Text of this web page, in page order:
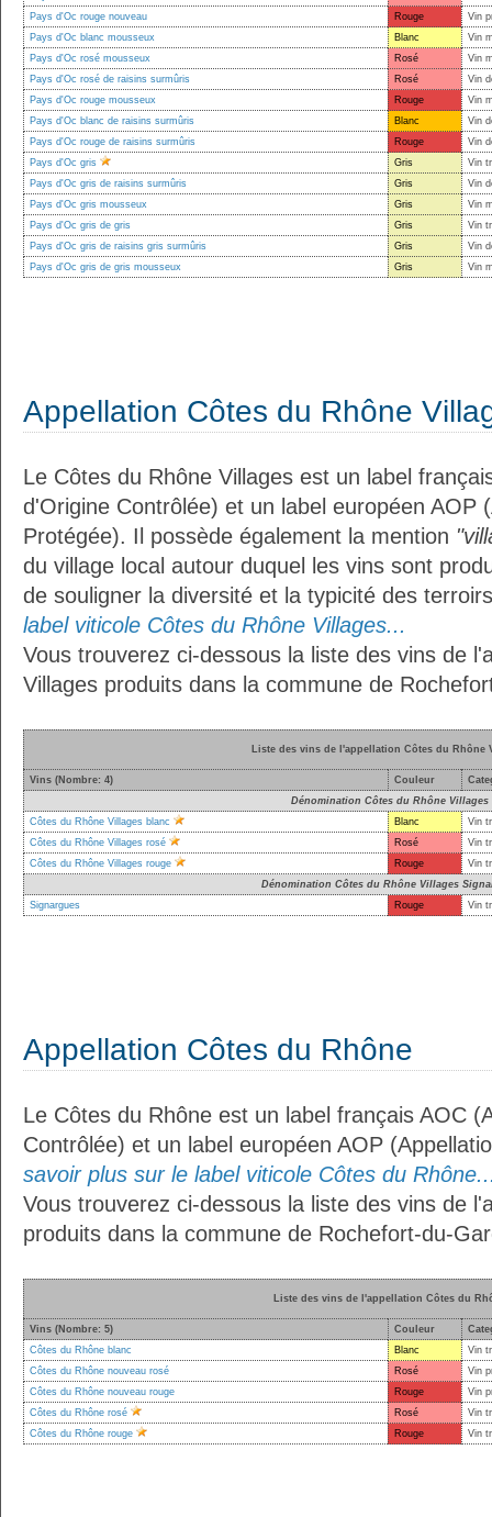
Pays d'Oc rouge nouveau
Rouge
Vin
Pays d'Oc blanc mousseux
Blanc
Vin
Pays d'Oc rosé mousseux
Rosé
Vin
Pays d'Oc rosé de raisins surmûris
Rosé
Vin
Pays d'Oc rouge mousseux
Rouge
Vin
Pays d'Oc blanc de raisins surmûris
Blanc
Vin
Pays d'Oc rouge de raisins surmûris
Rouge
Vin
Pays d'Oc gris
Gris
Vin
Pays d'Oc gris de raisins surmûris
Gris
Vin
Pays d'Oc gris mousseux
Gris
Vin
Pays d'Oc gris de gris
Gris
Vin
Pays d'Oc gris de raisins gris surmûris
Gris
Vin
Pays d'Oc gris de gris mousseux
Gris Vin
Appellation Côtes du Rhône
Le Côtes du Rhône Villages est un label
d'Origine Contrôlée) et un label européen AOP
Protégée). Il possède également la mention
du village local autour duquel les vins sont
de souligner la diversité et la typicité des
label viticole Côtes du Rhône Villages...
Vous trouverez ci-dessous la liste des vins de
Villages produits dans la commune de
Liste des vins de l'appellation Côtes du Rhône
Vins (Nombre: 4) Couleur
Dénomination Côtes du Rhône Villages
Côtes du Rhône Villages blanc
Blanc
Vin
Côtes du Rhône Villages rosé
Rosé
Vin
Côtes du Rhône Villages rouge
Rouge
Vin
Dénomination Côtes du Rhône Villages
Signargues
Rouge Vin
Appellation Côtes du Rhône
Le Côtes du Rhône est un label français AOC
Contrôlée) et un label européen AOP
savoir plus sur le label viticole Côtes du
Vous trouverez ci-dessous la liste des vins de
produits dans la commune de Rochefort-du-
Liste des vins de l'appellation Côtes du
Vins (Nombre: 5) Couleur
Côtes du Rhône blanc
Blanc
Vin
Côtes du Rhône nouveau rosé
Rosé
Vin
Côtes du Rhône nouveau rouge
Rouge
Vin
Côtes du Rhône rosé
Rosé
Vin
Côtes du Rhône rouge
Rouge Vin